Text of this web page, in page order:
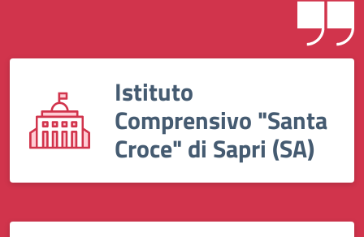
Istituto
Comprensivo "Santa
Croce" di Sapri (SA)